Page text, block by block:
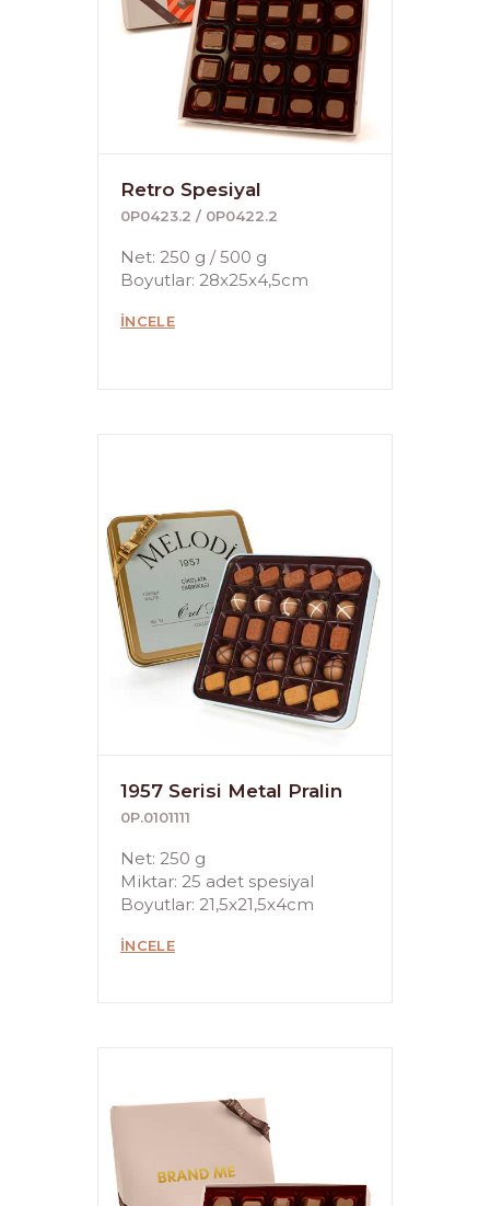
Retro Spesiyal
0P0423.2 / 0P0422.2
Net: 250 g / 500 g
Boyutlar: 28x25x4,5cm
İNCELE
1957 Serisi Metal Pralin
0P.0101111
Net: 250 g
Miktar: 25 adet spesiyal
Boyutlar: 21,5x21,5x4cm
İNCELE